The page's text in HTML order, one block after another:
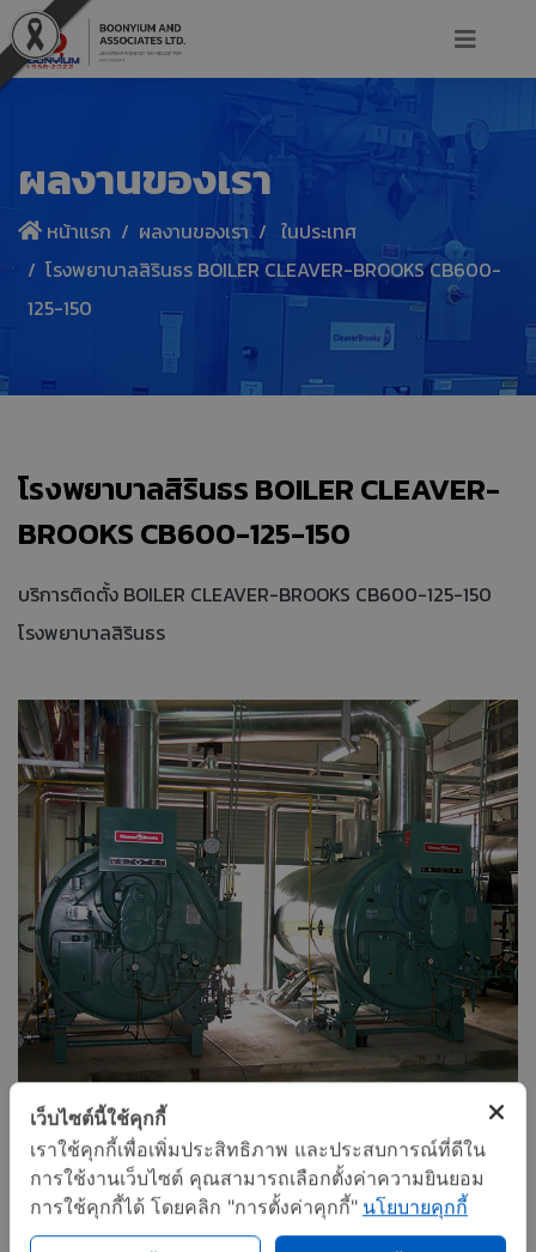
ผลงานของเรา
หน้าแรก ผลงานของเรา
ในประเทศ
โรงพยาบาลสิรินธร BOILER CLEAVER-BROOKS CB600-
125-150
โรงพยาบาลสิรินธร BOILER CLEAVER-
BROOKS CB600-125-150
บริการติดตั้ง BOILER CLEAVER-BROOKS CB600-125-150
โรงพยาบาลสิรินธร
เว็บไซต์นี้ใช้คุกกี้
เราใช้คุกกี้เพื่อเพิ่มประสิทธิภาพ และประสบการณ์ที่ดีใน
การใช้งานเว็บไซต์ คุณสามารถเลือกตั้งค่าความยินยอม
การใช้คุกกี้ได้ โดยคลิก "การตั้งค่าคุกกี้" นโยบายคุกกี้